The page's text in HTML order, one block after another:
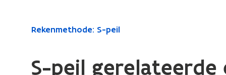
GedaanRekenmethode: S-peil
S-peil